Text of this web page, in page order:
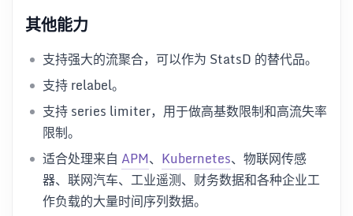
其他能力
支持强大的流聚合，可以作为 StatsD 的替代品。
支持 relabel。
支持 series limiter，用于做高基数限制和高流失率
限制。
适合处理来自 APM、 Kubernetes、物联网传感
器、联网汽车、工业遥测、财务数据和各种企业工
作负载的大量时间序列数据。